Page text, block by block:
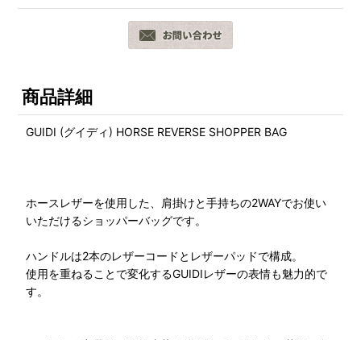
商品詳細
GUIDI (グイディ) HORSE REVERSE SHOPPER BAG
ホースレザーを使用した、肩掛けと手持ちの2WAYでお使い
いただけるショッパーバッグです。
ハンドルは2本のレザーコードとレザーパッドで構成。
使用を重ねることで変化するGUIDIレザーの表情も魅力的で
す。